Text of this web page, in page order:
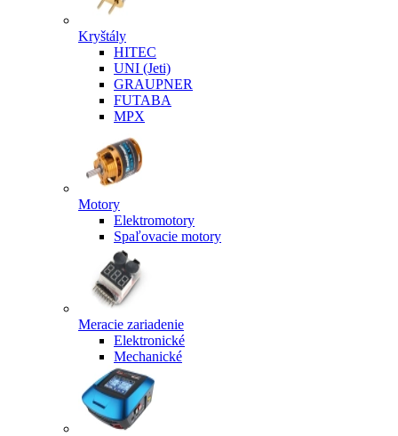
Kryštály
HITEC
UNI (Jeti)
GRAUPNER
FUTABA
MPX
Motory
Elektromotory
Spaľovacie motory
Meracie zariadenie
Elektronické
Mechanické